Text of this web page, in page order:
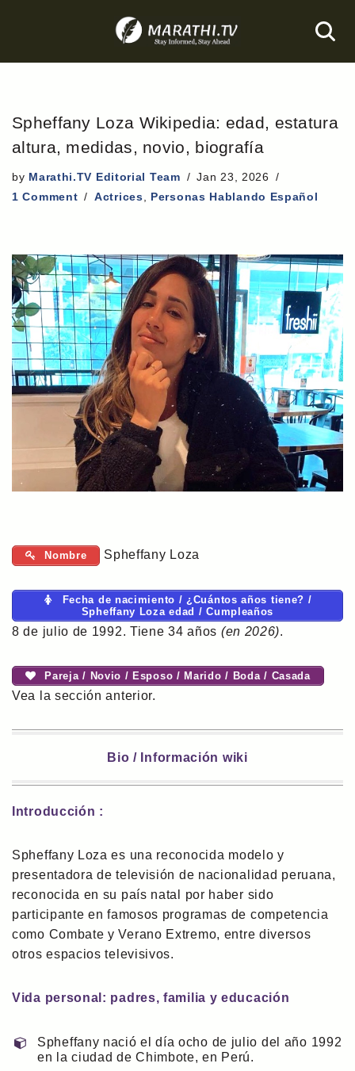
to
Spheffany Loza Wikipedia: edad, estatura
altura, medidas, novio, biografía
by Marathi.TV Editorial Team
Jan 23, 2026
1 Comment
Actrices Personas Hablando Español
Nombre Spheffany Loza
Fecha de nacimiento / ¿Cuántos años tiene? /
Spheffany Loza edad / Cumpleaños
8 de julio de 1992. Tiene 34 años (en 2026).
Pareja / Novio / Esposo / Marido / Boda / Casada
Vea la sección anterior.
Bio / Información wiki
Introducción :
Spheffany Loza es una reconocida modelo y
presentadora de televisión de nacionalidad peruana,
reconocida en su país natal por haber sido
participante en famosos programas de competencia
como Combate y Verano Extremo, entre diversos
otros espacios televisivos.
Vida personal: padres, familia y educación
Spheffany nació el día ocho de julio del año 1992
en la ciudad de Chimbote, en Perú.